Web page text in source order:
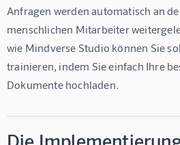
Anfragen werden automatisch an
menschlichen Mitarbeiter
wie Mindverse Studio können Sie
trainieren, indem Sie einfach Ihre
Dokumente hochladen.
Die